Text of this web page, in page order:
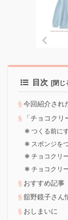
目次
今回紹介され
「チョコクリ
つくる前に
スポンジを
チョコクリ
チョコクリ
おすすめ記事
舘野鏡子さん
おしまいに